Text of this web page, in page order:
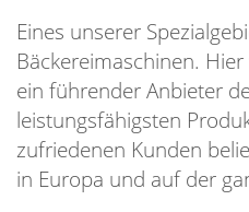
Eines unserer
Bäckereimaschinen.
ein führender Anbieter
leistungsfähigsten
zufriedenen Kunden
in Europa und auf der